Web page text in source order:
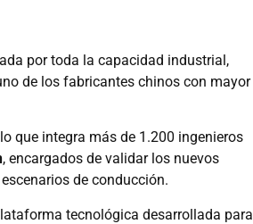
por toda la capacidad industrial,
de los fabricantes chinos con mayor
que integra más de 1.200 ingenieros
, encargados de validar los nuevos
de conducción.
tecnológica desarrollada para